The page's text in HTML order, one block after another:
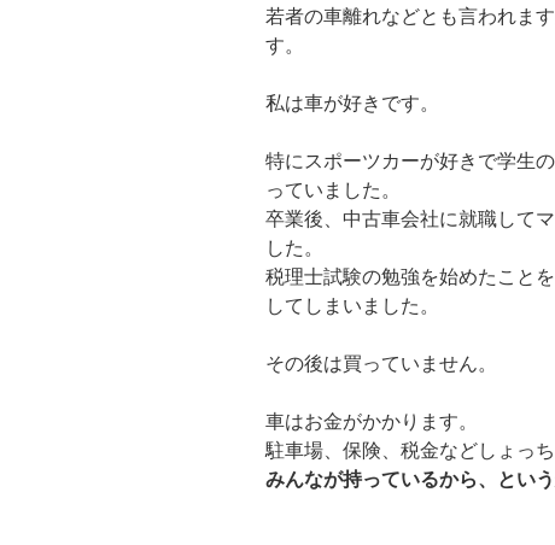
若者の車離れなどとも言われま
す。
私は車が好きです。
特にスポーツカーが好きで学生
っていました。
卒業後、中古車会社に就職して
した。
税理士試験の勉強を始めたこと
してしまいました。
その後は買っていません。
車はお金がかかります。
駐車場、保険、税金などしょっ
みんなが持っているから、とい